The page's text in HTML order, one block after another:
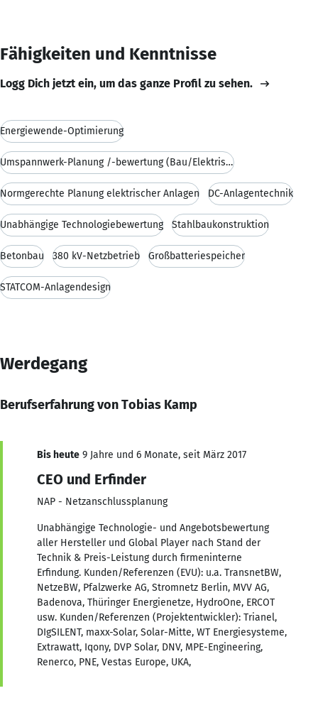
Fähigkeiten und Kenntnisse
Logg Dich jetzt ein, um das ganze Profil zu sehen.
Energiewende-Optimierung
Umspannwerk-Planung /-bewertung (Bau/Elektrisch)
Normgerechte Planung elektrischer Anlagen DC-Anlagentechnik
Unabhängige Technologiebewertung Stahlbaukonstruktion
Betonbau 380 kV-Netzbetrieb Großbatteriespeicher
STATCOM-Anlagendesign
Werdegang
Berufserfahrung von Tobias Kamp
Bis heute 9 Jahre und 6 Monate, seit März 2017
CEO und Erfinder
NAP - Netzanschlussplanung
Unabhängige Technologie- und Angebotsbewertung
aller Hersteller und Global Player nach Stand der
Technik & Preis-Leistung durch firmeninterne
Erfindung. Kunden/Referenzen (EVU): u.a. TransnetBW,
NetzeBW, Pfalzwerke AG, Stromnetz Berlin, MVV AG,
Badenova, Thüringer Energienetze, HydroOne, ERCOT
usw. Kunden/Referenzen (Projektentwickler): Trianel,
DIgSILENT, maxx-Solar, Solar-Mitte, WT Energiesysteme,
Extrawatt, Iqony, DVP Solar, DNV, MPE-Engineering,
Renerco, PNE, Vestas Europe, UKA,